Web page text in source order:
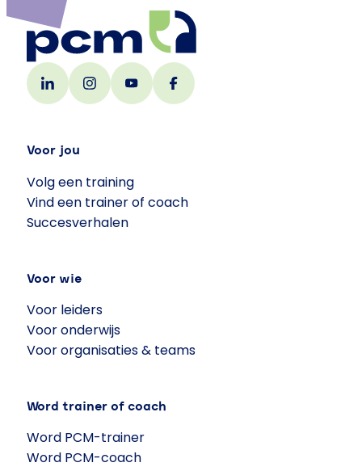
Voor jou
Volg een training
Vind een trainer of coach
Succesverhalen
Voor wie
Voor leiders
Voor onderwijs
Voor organisaties & teams
Word trainer of coach
Word PCM-trainer
Word PCM-coach